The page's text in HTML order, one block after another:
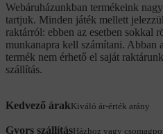
Webáruházunkban termékeink
tartjuk. Minden játék mellett
raktárról: ebben az esetben sokkal
munkanapra kell számítani. Abban
termék nem érhető el saját
szállítás.
Kedvező árakKiváló ár-érték arány
Gyors szállításHázhoz vagy